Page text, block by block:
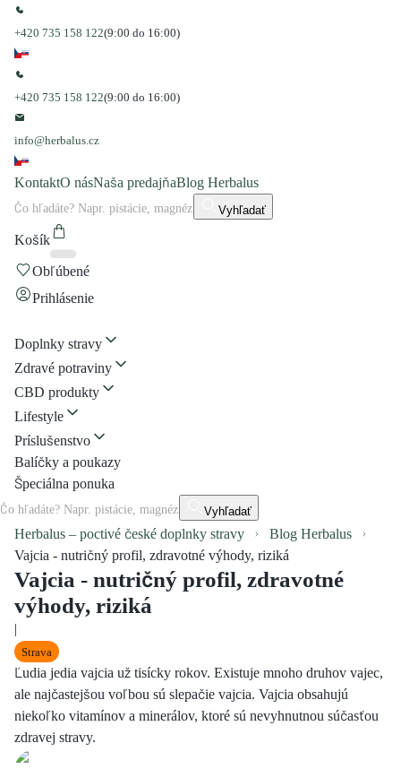
+420 735 158 122(9:00 do 16:00)
+420 735 158 122(9:00 do 16:00)
info@herbalus.cz
KontaktO násNaša predajňaBlog Herbalus
Vyhľadať
Košík
Obľúbené
Prihlásenie
Doplnky stravy
Zdravé potraviny
CBD produkty
Lifestyle
Príslušenstvo
Balíčky a poukazy
Špeciálna ponuka
Vyhľadať
Herbalus – poctivé české doplnky stravy
Blog Herbalus
Vajcia - nutričný profil, zdravotné výhody, riziká
Vajcia - nutričný profil, zdravotné
výhody, riziká
|
Strava
Ľudia jedia vajcia už tisícky rokov. Existuje mnoho druhov vajec,
ale najčastejšou voľbou sú slepačie vajcia. Vajcia obsahujú
niekoľko vitamínov a minerálov, ktoré sú nevyhnutnou súčasťou
zdravej stravy.